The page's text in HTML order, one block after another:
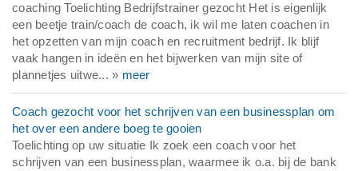
coaching Toelichting Bedrijfstrainer gezocht Het is eigenlijk
een beetje train/coach de coach, ik wil me laten coachen in
het opzetten van mijn coach en recruitment bedrijf. Ik blijf
vaak hangen in ideën en het bijwerken van mijn site of
plannetjes uitwe... » meer
Coach gezocht voor het schrijven van een businessplan om
het over een andere boeg te gooien
Toelichting op uw situatie Ik zoek een coach voor het
schrijven van een businessplan, waarmee ik o.a. bij de bank